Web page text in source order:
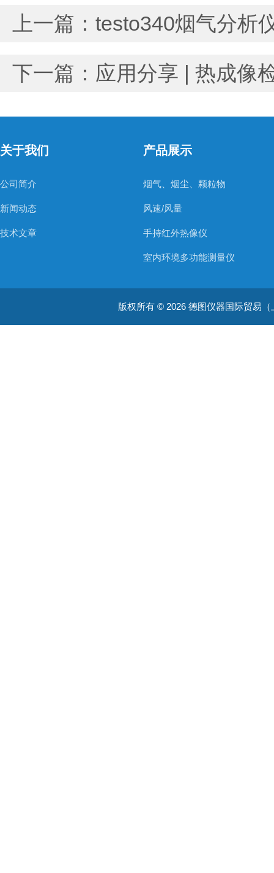
上一篇： testo340烟气分析
下一篇： 应用分享 | 热成像
关于我们
公司简介
新闻动态
技术文章
产品展示
烟气、烟尘、颗粒物
风速/风量
手持红外热像仪
室内环境多功能测量仪
温湿度仪器
版权所有 © 2026 德图仪器国际贸易